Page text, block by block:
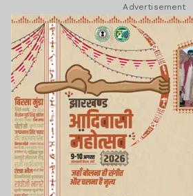
Advertisement